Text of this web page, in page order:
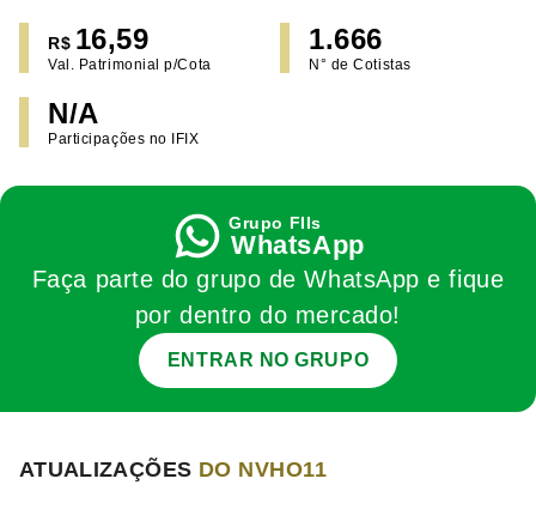
R$ 16,59
Val. Patrimonial p/Cota
1.666
N° de Cotistas
N/A
Participações no IFIX
WhatsApp
Faça parte do grupo de WhatsApp e fique
por dentro do mercado!
ENTRAR NO GRUPO
ATUALIZAÇÕES DO NVHO11